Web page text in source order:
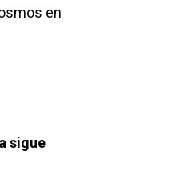
en
sigue